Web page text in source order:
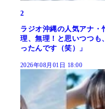
2
ラジオ沖縄の人気アナ・
理、無理！と思いつつも
ったんです（笑）」
2026年08月01日 18:00